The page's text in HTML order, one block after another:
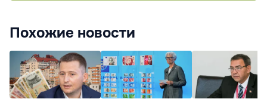
Похожие новости